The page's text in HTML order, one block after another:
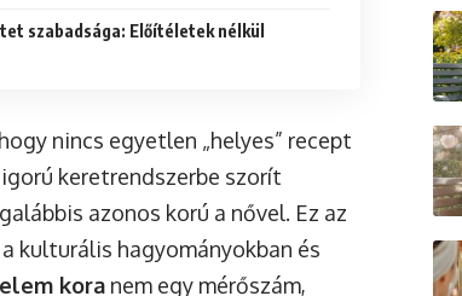
szabadsága: Előítéletek nélkül
nincs egyetlen „helyes” recept
keretrendszerbe szorít
azonos korú a nővel. Ez az
kulturális hagyományokban és
kora nem egy mérőszám,